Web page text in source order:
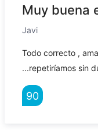
Muy buena
Javi
Todo correcto ,
...repetiríamos sin
90